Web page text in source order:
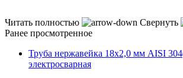
Читать полностью
Свернуть
Ранее просмотренное
Труба нержавейка 18х2,0 мм AISI
электросварная